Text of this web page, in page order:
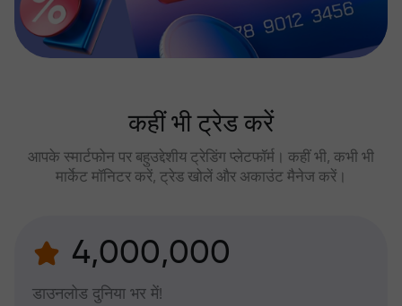
कहीं भी ट्रेड करें
आपके स्मार्टफोन पर बहुउद्देशीय ट्रेडिंग प्लेटफॉर्म। कहीं भी, कभी भी
मार्केट मॉनिटर करें, ट्रेड खोलें और अकाउंट मैनेज करें।
4,000,000
डाउनलोड दुनिया भर में!